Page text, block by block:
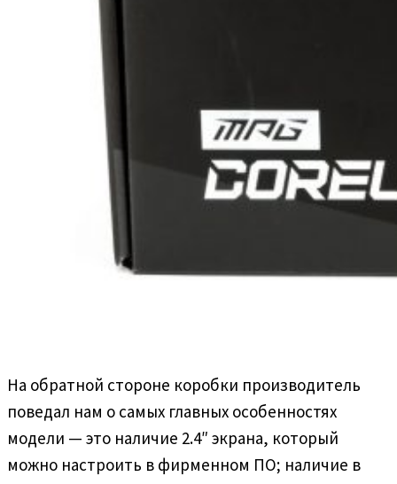
На обратной стороне коробки производитель
поведал нам о самых главных особенностях
модели — это наличие 2.4″ экрана, который
можно настроить в фирменном ПО; наличие в